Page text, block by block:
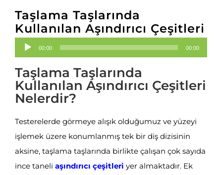
Taşlama Taşlarında
Kullanılan Aşındırıcı Çeşitleri
Ses
oynatıcı
00:00 00:00
Taşlama Taşlarında
Kullanılan Aşındırıcı Çeşitleri
Nelerdir?
Testerelerde görmeye alışık olduğumuz ve yüzeyi
işlemek üzere konumlanmış tek bir diş dizisinin
aksine, taşlama taşlarında birlikte çalışan çok sayıda
ince taneli aşındırıcı çeşitleri yer almaktadır. Ek